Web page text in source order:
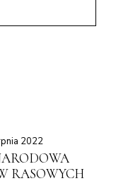
2022
RASOWYCH